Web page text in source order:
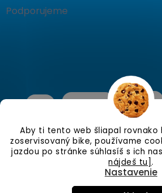
Aby ti tento web šliapal rovnako
zoservisovaný bike, používame
jazdou po stránke súhlasíš s ich
nájdeš tu].
Nastavenie
Podporujeme